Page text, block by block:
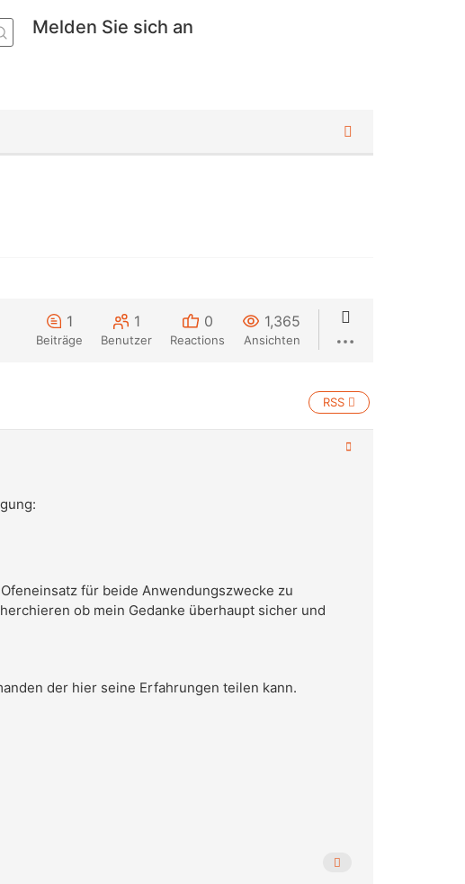
Melden Sie sich an
1
Beiträge
1
Benutzer
0
Reactions
1,365
Ansichten
RSS
für beide Anwendungszwecke zu
ob mein Gedanke überhaupt sicher und
der hier seine Erfahrungen teilen kann.